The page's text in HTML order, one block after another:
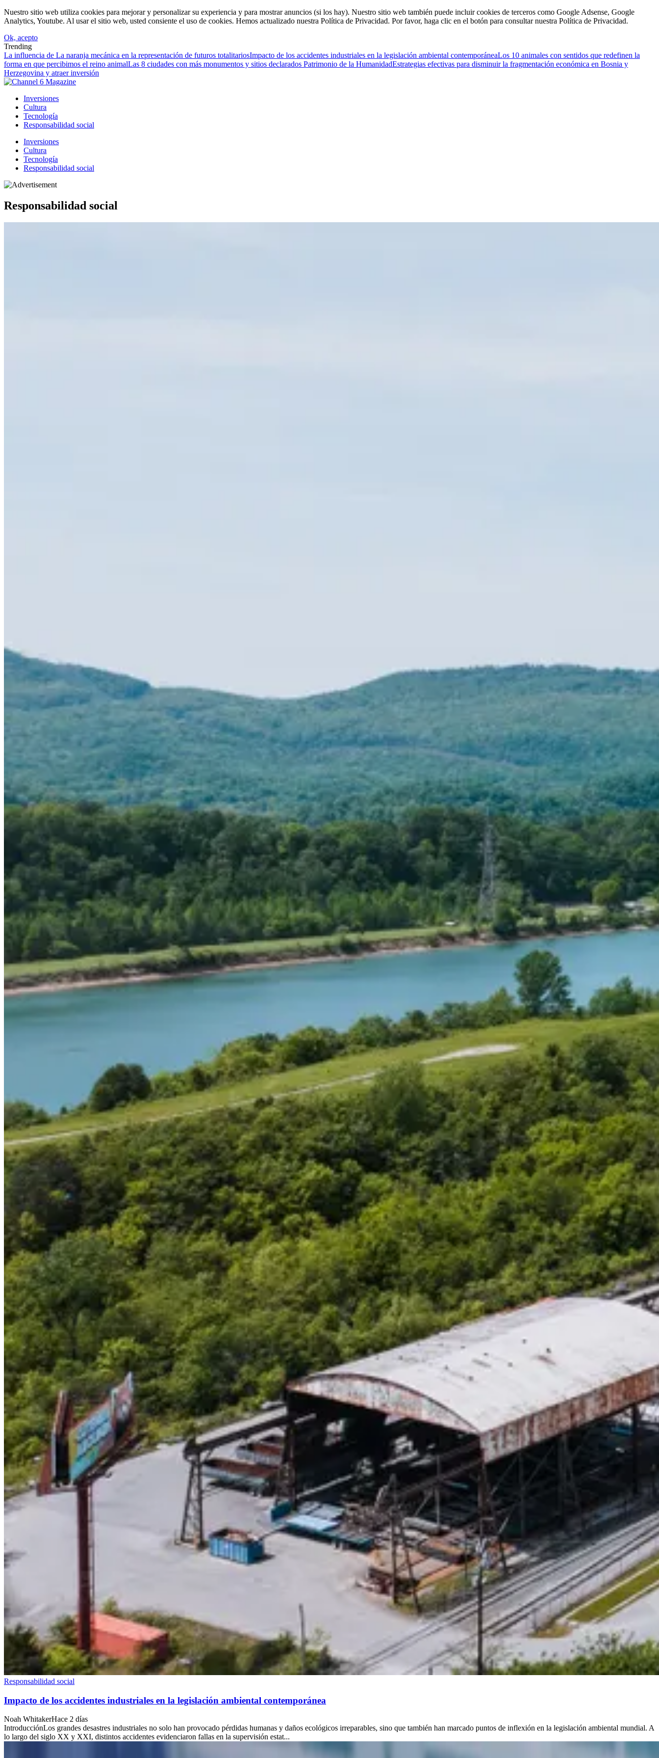
Nuestro sitio web utiliza cookies para mejorar y personalizar su experiencia y para mostrar anuncios (si los hay). Nuestro sitio web también puede incluir cookies de terceros como Google Adsense, Google
Analytics, Youtube. Al usar el sitio web, usted consiente el uso de cookies. Hemos actualizado nuestra Política de Privacidad. Por favor, haga clic en el botón para consultar nuestra Política de Privacidad.
Ok, acepto
Trending
La influencia de La naranja mecánica en la representación de futuros totalitariosImpacto de los accidentes industriales en la legislación ambiental contemporáneaLos 10 animales con sentidos que redefinen la
forma en que percibimos el reino animalLas 8 ciudades con más monumentos y sitios declarados Patrimonio de la HumanidadEstrategias efectivas para disminuir la fragmentación económica en Bosnia y
Herzegovina y atraer inversión
Inversiones
Cultura
Tecnología
Responsabilidad social
Inversiones
Cultura
Tecnología
Responsabilidad social
Responsabilidad social
Responsabilidad social
Impacto de los accidentes industriales en la legislación ambiental contemporánea
Noah WhitakerHace 2 días
IntroducciónLos grandes desastres industriales no solo han provocado pérdidas humanas y daños ecológicos irreparables, sino que también han marcado puntos de inflexión en la legislación ambiental mundial. A
lo largo del siglo XX y XXI, distintos accidentes evidenciaron fallas en la supervisión estat...